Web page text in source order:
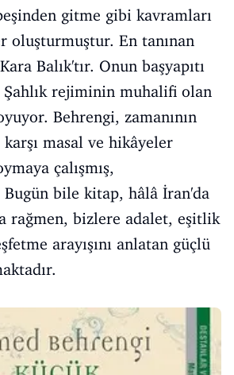
gitme gibi kavramları
oluşturmuştur. En tanınan
Balık'tır. Onun başyapıtı
Şahlık rejiminin muhalifi olan
Behrengi, zamanının
masal ve hikâyeler
çalışmış,
Bugün bile kitap, hâlâ İran'da
rağmen, bizlere adalet, eşitlik
arayışını anlatan güçlü